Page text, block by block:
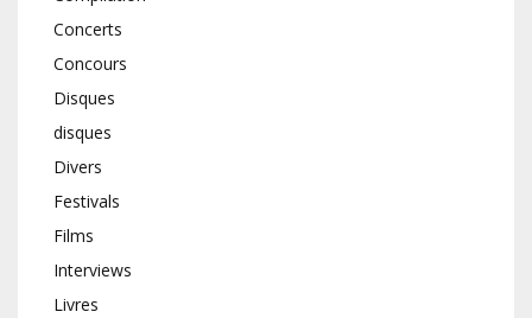
Concerts
Concours
Disques
disques
Divers
Festivals
Films
Interviews
Livres